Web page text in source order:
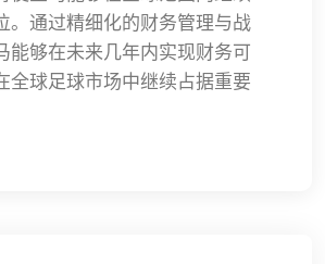
。通过精细化的财务管理与战
能够在未来几年内实现财务可
全球足球市场中继续占据重要